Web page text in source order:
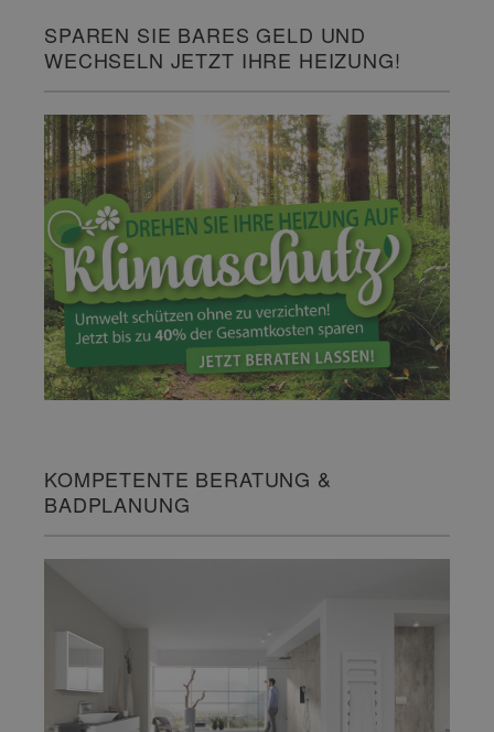
SPAREN SIE BARES GELD UND
WECHSELN JETZT IHRE HEIZUNG!
KOMPETENTE BERATUNG &
BADPLANUNG